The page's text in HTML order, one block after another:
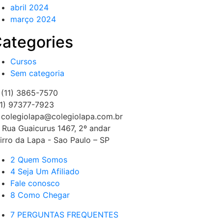
abril 2024
março 2024
Cursos
Sem categoria
(11) 3865-7570
97377-7923
colegiolapa@colegiolapa.com.br
Rua Guaicurus 1467, 2º andar
da Lapa - Sao Paulo – SP
2 Quem Somos
4 Seja Um Afiliado
Fale conosco
8 Como Chegar
7 PERGUNTAS FREQUENTES